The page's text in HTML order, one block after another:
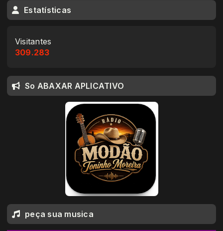
Estatísticas
Visitantes
309.283
So ABAXAR APLICATIVO
peça sua musica